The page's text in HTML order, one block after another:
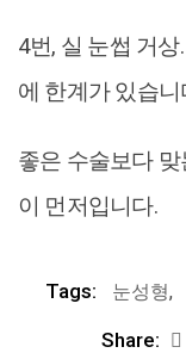
4번, 실 눈썹 거
에 한계가 있습니
좋은 수술보다
이 먼저입니다.
Tags: 눈성형,
Share: